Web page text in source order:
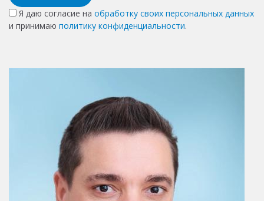
Я даю согласие на обработку своих персональных данных
и принимаю политику конфиденциальности.